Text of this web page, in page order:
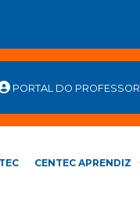
PORTAL DO PROFESSOR
CENTEC APRENDIZ